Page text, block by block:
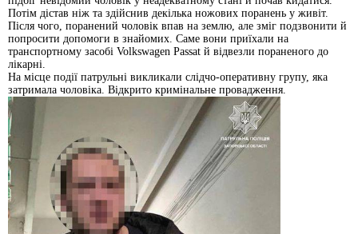
Потім дістав ніж та здійснив декілька ножових поранень у живіт.
Після чого, поранений чоловік впав на землю, але зміг подзвонити й
попросити допомоги в знайомих. Саме вони приїхали на
транспортному засобі Volkswagen Passat й відвезли пораненого до
лікарні.
На місце події патрульні викликали слідчо-оперативну групу, яка
затримала чоловіка. Відкрито кримінальне провадження.